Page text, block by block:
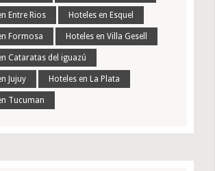
Entre Rios Hoteles en Esquel
Formosa Hoteles en Villa Gesell
Cataratas del iguazú
Jujuy Hoteles en La Plata
Tucuman